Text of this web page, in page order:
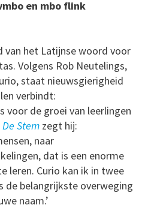
en mbo flink
van het Latijnse woord voor
Volgens Rob Neutelings,
staat nieuwsgierigheid
verbindt:
voor de groei van leerlingen
De Stem zegt hij:
naar
dat is een enorme
leren. Curio kan ik in twee
de belangrijkste overweging
naam.’